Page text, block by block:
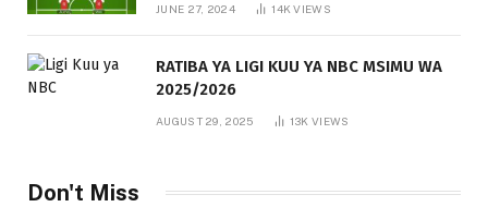
JUNE 27, 2024 14KVIEWS
RATIBA YA LIGI KUU YA NBC MSIMU WA
2025/2026
AUGUST 29, 2025 13KVIEWS
Don't Miss